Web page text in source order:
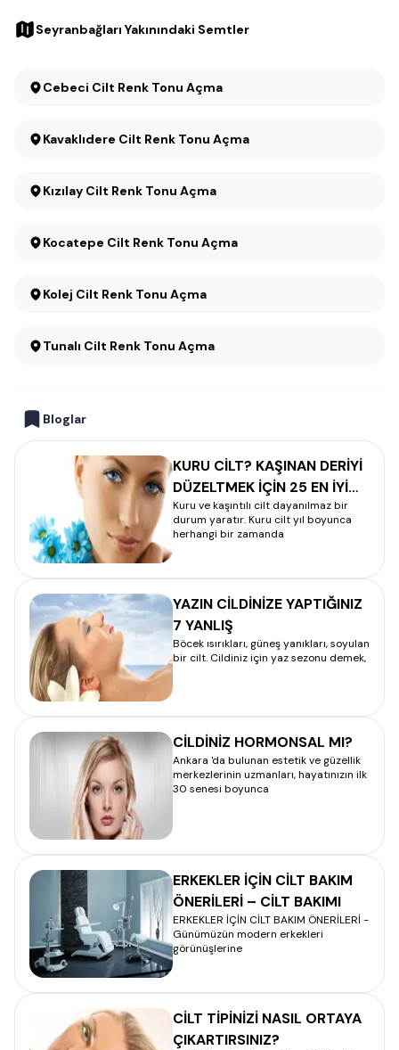
Seyranbağları Yakınındaki Semtler
Cebeci Cilt Renk Tonu Açma
Kavaklıdere Cilt Renk Tonu Açma
Kızılay Cilt Renk Tonu Açma
Kocatepe Cilt Renk Tonu Açma
Kolej Cilt Renk Tonu Açma
Tunalı Cilt Renk Tonu Açma
Bloglar
KURU CİLT? KAŞINAN DERİYİ
DÜZELTMEK İÇİN 25 EN İYİ
YÖNTEM
Kuru ve kaşıntılı cilt dayanılmaz bir
durum yaratır. Kuru cilt yıl boyunca
herhangi bir zamanda
YAZIN CİLDİNİZE YAPTIĞINIZ
7 YANLIŞ
Böcek ısırıkları, güneş yanıkları, soyulan
bir cilt. Cildiniz için yaz sezonu demek,
CİLDİNİZ HORMONSAL MI?
Ankara 'da bulunan estetik ve güzellik
merkezlerinin uzmanları, hayatınızın ilk
30 senesi boyunca
ERKEKLER İÇİN CİLT BAKIM
ÖNERİLERİ – CİLT BAKIMI
ERKEKLER İÇİN CİLT BAKIM ÖNERİLERİ -
Günümüzün modern erkekleri
görünüşlerine
CİLT TİPİNİZİ NASIL ORTAYA
ÇIKARTIRSINIZ?